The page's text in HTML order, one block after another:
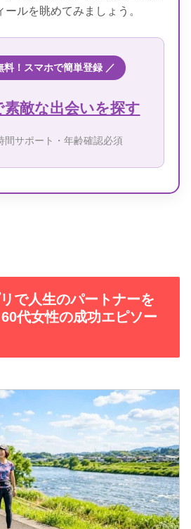
ルを眺めてみましょう。
料！スマホで簡単登録 ／
敵な出会いを探す
サポート・年齢確認必須
で人生のパートナーを
代女性の成功エピソー